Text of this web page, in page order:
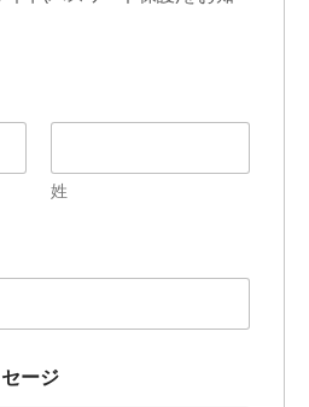
姓
ージ